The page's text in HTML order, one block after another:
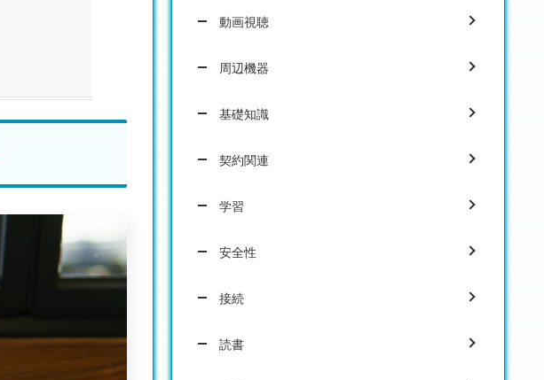
動画視聴
周辺機器
基礎知識
契約関連
学習
安全性
接続
読書